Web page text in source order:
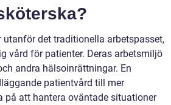
det traditionella arbetspasset,
vård för patienter. Deras arbetsmiljö
andra hälsoinrättningar. En
patientvård till mer
på att hantera oväntade situationer